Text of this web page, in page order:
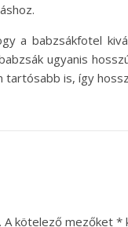
a babzsákfotel
ugyanis
tartósabb is, így
A kötelező mezőket *